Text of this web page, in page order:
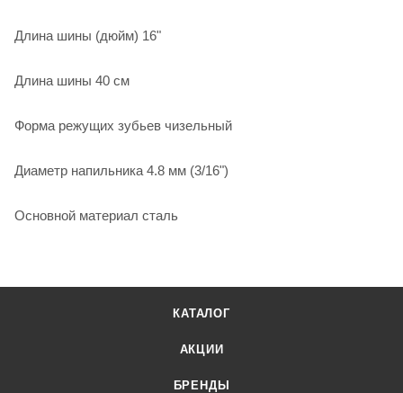
Длина шины (дюйм) 16"
Длина шины 40 см
Форма режущих зубьев чизельный
Диаметр напильника 4.8 мм (3/16")
Основной материал сталь
КАТАЛОГ
АКЦИИ
БРЕНДЫ